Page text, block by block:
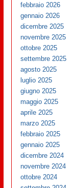
febbraio 2026
gennaio 2026
dicembre 2025
novembre 2025
ottobre 2025
settembre 2025
agosto 2025
luglio 2025
giugno 2025
maggio 2025
aprile 2025
marzo 2025
febbraio 2025
gennaio 2025
dicembre 2024
novembre 2024
ottobre 2024